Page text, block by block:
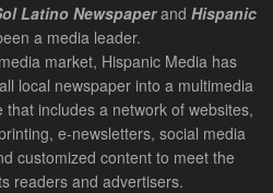
Latino Newspaperand Hispanic
a media leader.
market, Hispanic Media has
local newspaper into a multimedia
includes a network of websites,
e-newsletters, social media
customized content to meet the
readers and advertisers.